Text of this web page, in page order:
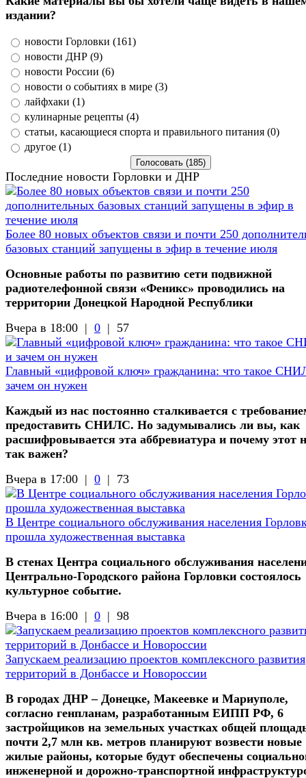
издании?
новости Горловки (161)
новости ДНР (9)
новости России (6)
новости о событиях в мире (3)
лайфхаки (1)
кулинарные рецепты (4)
статьи, касающиеся спорта и правильного питания (0)
другое (1)
Последние новости Горловки и ДНР
Более 80 новых объектов связи и почти 250
базовых станций запущены в эфир в течение июля
Основные работы по развитию сети подвижной
радиотелефонной связи «Феникс» проводились на
территории Донецкой Народной Республики
Вчера в 18:00 | 0 | 57
Главный «цифровой ключ» гражданина: что такое
зачем он нужен
Каждый из нас постоянно сталкивается с
предоставить СНИЛС. Но задумывались ли вы, как
расшифровывается эта аббревиатура и почему этот
так важен?
Вчера в 17:00 | 0 | 73
В Центре социального обслуживания населения
прошла художественная выставка
В стенах Центра социального обслуживания
Центрально-Городского района Горловки состоялось
культурное событие.
Вчера в 16:00 | 0 | 98
Запускаем реализацию проектов комплексного развития
территорий в Донбассе и Новороссии
В городах ДНР – Донецке, Макеевке и Мариуполе,
согласно генпланам, разработанным ЕИПП РФ, 6
застройщиков на земельных участках общей
почти 2,7 млн кв. метров планируют возвести новые
жилые районы, которые будут обеспечены
инженерной и дорожно-транспортной